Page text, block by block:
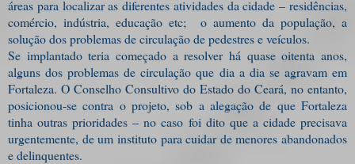
áreas para localizar as diferentes atividades da cidade – residências,
comércio, indústria, educação etc; o aumento da população, a
solução dos problemas de circulação de pedestres e veículos.
Se implantado teria começado a resolver há quase oitenta anos,
alguns dos problemas de circulação que dia a dia se agravam em
Fortaleza. O Conselho Consultivo do Estado do Ceará, no entanto,
posicionou-se contra o projeto, sob a alegação de que Fortaleza
tinha outras prioridades – no caso foi dito que a cidade precisava
urgentemente, de um instituto para cuidar de menores abandonados
e delinquentes.